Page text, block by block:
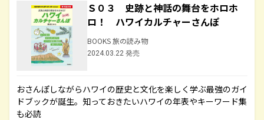
Ｓ０３ 史跡と神話の舞台をホロホ
ロ！ ハワイカルチャーさんぽ
BOOKS 旅の読み物
2024.03.22 発売
おさんぽしながらハワイの歴史と文化を楽しく学ぶ最強のガイ
ドブックが誕生。知っておきたいハワイの年表やキーワード集
も必読